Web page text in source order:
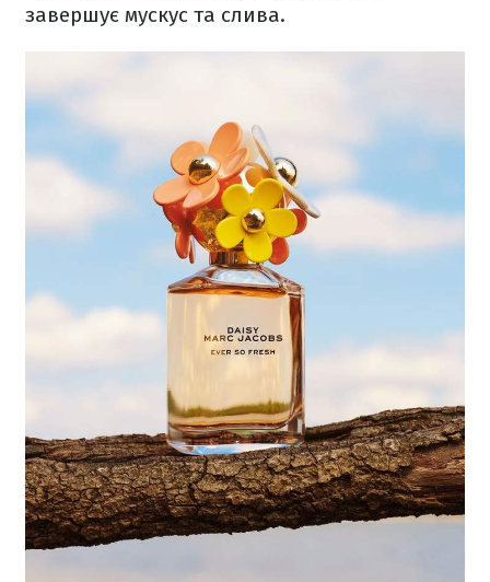
завершує мускус та слива.